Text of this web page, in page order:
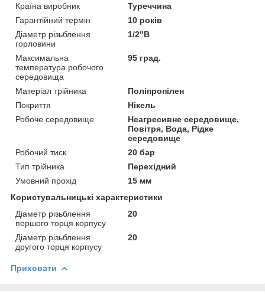
Країна виробник
Туреччина
Гарантійний термін
10 років
Діаметр різьблення
горловини
1/2"В
Максимальна
температура робочого
середовища
95 град.
Матеріал трійника
Поліпропілен
Покриття
Нікель
Робоче середовище
Неагресивне середовище,
Повітря, Вода, Рідке
середовище
Робочий тиск
20 бар
Тип трійника
Перехідний
Умовний прохід
15 мм
Користувальницькі характеристики
Діаметр різьблення
першого торця корпусу
20
Діаметр різьблення
другого торця корпусу
20
Приховати